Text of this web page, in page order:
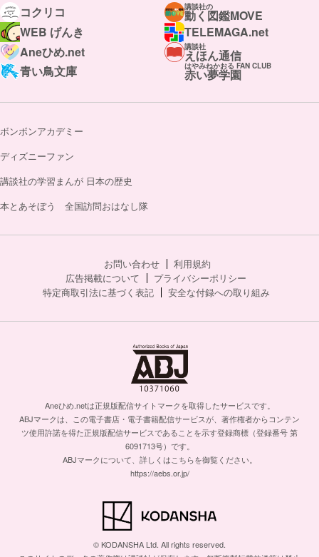
コクリコ
講談社の
動く図鑑MOVE
WEB げんき
TELEMAGA.net
Aneひめ.net
講談社
えほん通信
青い鳥文庫
はやみねかおる FAN CLUB
赤い夢学園
ボンボンアカデミー
ディズニーファン
講談社の学習まんが 日本の歴史
本とあそぼう 全国訪問おはなし隊
お問い合わせ
利用規約
広告掲載について
プライバシーポリシー
特定商取引法に基づく表記
安全な付録への取り組み
Aneひめ.netは正規版配信サイトマークを取得したサービスです。
ABJマークは、この電子書店・電子書籍配信サービスが、著作権者からコンテン
ツ使用許諾を得た正規版配信サービスであることを示す登録商標（登録番号 第
6091713号）です。
ABJマークについて、詳しくはこちらを御覧ください。
https://aebs.or.jp/
© KODANSHA Ltd. All rights reserved.